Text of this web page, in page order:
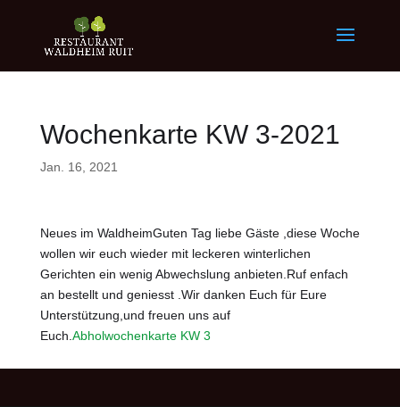
Wochenkarte KW 3-2021
Jan. 16, 2021
Neues im WaldheimGuten Tag liebe Gäste ,diese Woche
wollen wir euch wieder mit leckeren winterlichen
Gerichten ein wenig Abwechslung anbieten.Ruf enfach
an bestellt und geniesst .Wir danken Euch für Eure
Unterstützung,und freuen uns auf
Euch. Abholwochenkarte KW 3